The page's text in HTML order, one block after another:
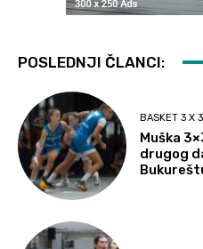
POSLEDNJI ČLANCI:
BASKET 3 X 3
Muška
drugog